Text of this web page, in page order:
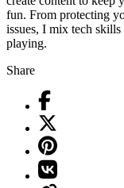
fun. From protecting
issues, I mix tech
playing.
Share